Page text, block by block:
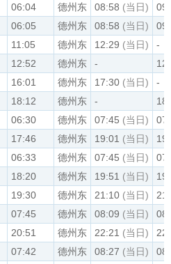
06:04 德州东 08:58 (当日)
06:05 德州东 08:58 (当日)
11:05 德州东 12:29 (当日)
-
12:52 德州东 -
16:01 德州东 17:30 (当日)
-
18:12 德州东 -
06:30 德州东 07:45 (当日)
17:46 德州东 19:01 (当日)
06:33 德州东 07:45 (当日)
18:20 德州东 19:51 (当日)
19:30 德州东 21:10 (当日)
07:45 德州东 08:09 (当日)
20:51 德州东 22:21 (当日)
07:42 德州东 08:27 (当日)